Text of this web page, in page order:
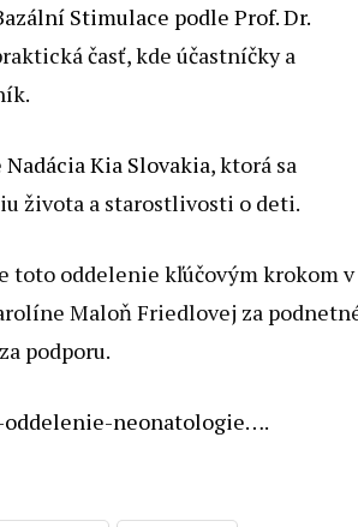
Stimulace podle Prof. Dr.
časť, kde účastníčky a
Nadácia Kia Slovakia, ktorá sa
života a starostlivosti o deti.
toto oddelenie kľúčovým krokom v
Maloň Friedlovej za
podporu.
neonatologie….